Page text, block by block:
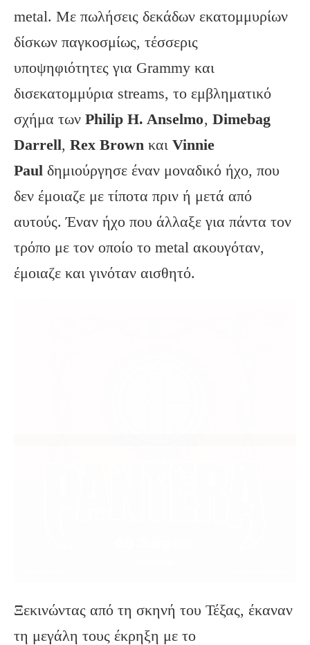
metal. Με πωλήσεις δεκάδων εκατομμυρίων
δίσκων παγκοσμίως, τέσσερις
υποψηφιότητες για Grammy και
δισεκατομμύρια streams, το εμβληματικό
σχήμα των Philip H. Anselmo, Dimebag
Darrell, Rex Brown και Vinnie
Paul δημιούργησε έναν μοναδικό ήχο, που
δεν έμοιαζε με τίποτα πριν ή μετά από
αυτούς. Έναν ήχο που άλλαξε για πάντα τον
τρόπο με τον οποίο το metal ακουγόταν,
έμοιαζε και γινόταν αισθητό.
Ξεκινώντας από τη σκηνή του Τέξας, έκαναν
τη μεγάλη τους έκρηξη με το